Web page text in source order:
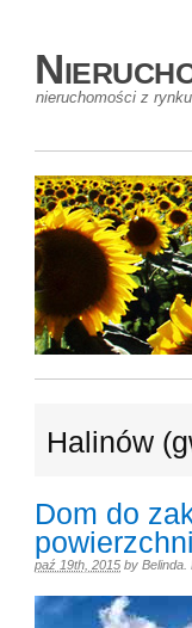
nieruchomości z
Halinów
Dom do
paź 19th, 2015 by Belinda